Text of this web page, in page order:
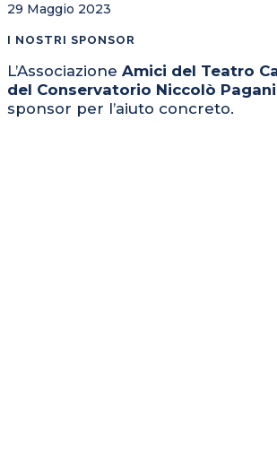
29 Maggio 2023
I NOSTRI SPONSOR
L’Associazione Amici del Teatro
del Conservatorio Niccolò
sponsor per l’aiuto concreto.